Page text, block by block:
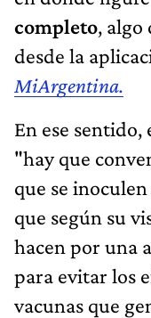
completo, algo
desde la
MiArgentina.
En ese
"hay que
que se
que según su
hacen por una
para evitar los
vacunas que